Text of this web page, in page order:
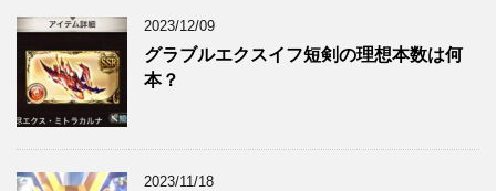
2023/12/09
グラブルエクスイフ短剣の理想本数は何
本？
2023/11/18